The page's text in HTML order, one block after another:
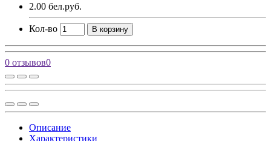
2.00 бел.руб.
Кол-во В корзину
0 отзывов0
Описание
Характеристики